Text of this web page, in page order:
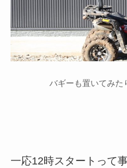
バギーも置いてみた
一応12時スタートって